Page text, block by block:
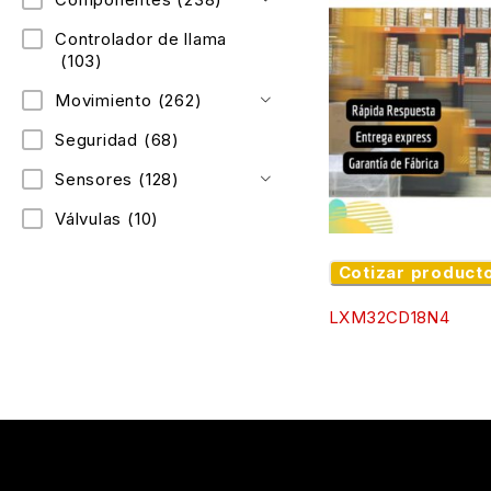
Controlador de llama
(103)
Movimiento (262)
Seguridad (68)
Sensores (128)
Válvulas (10)
Cotizar
LXM32CD18N4